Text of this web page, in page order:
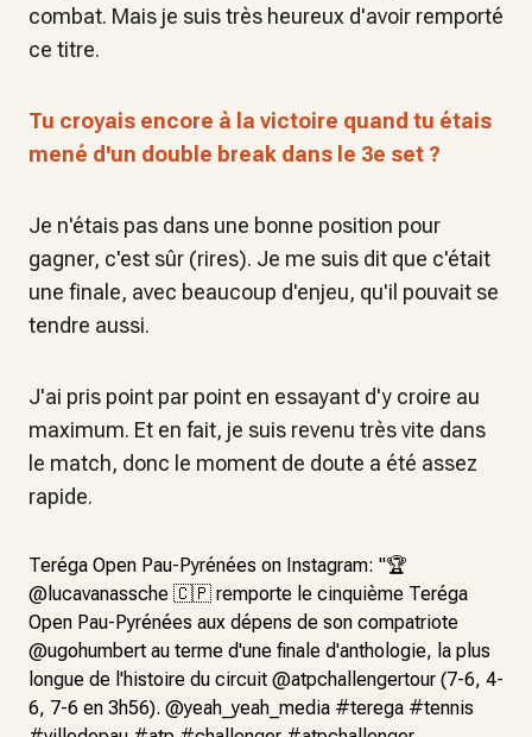
combat. Mais je suis très heureux d'avoir remporté
ce titre.
Tu croyais encore à la victoire quand tu étais
mené d'un double break dans le 3e set ?
Je n'étais pas dans une bonne position pour
gagner, c'est sûr (rires). Je me suis dit que c'était
une finale, avec beaucoup d'enjeu, qu'il pouvait se
tendre aussi.
J'ai pris point par point en essayant d'y croire au
maximum. Et en fait, je suis revenu très vite dans
le match, donc le moment de doute a été assez
rapide.
Teréga Open Pau-Pyrénées on Instagram: "🏆
@lucavanassche 🇨🇵 remporte le cinquième Teréga
Open Pau-Pyrénées aux dépens de son compatriote
@ugohumbert au terme d'une finale d'anthologie, la plus
longue de l'histoire du circuit @atpchallengertour (7-6, 4-
6, 7-6 en 3h56). @yeah_yeah_media #terega #tennis